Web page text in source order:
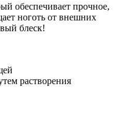
обеспечивает прочное,
ноготь от внешних
блеск!
растворения